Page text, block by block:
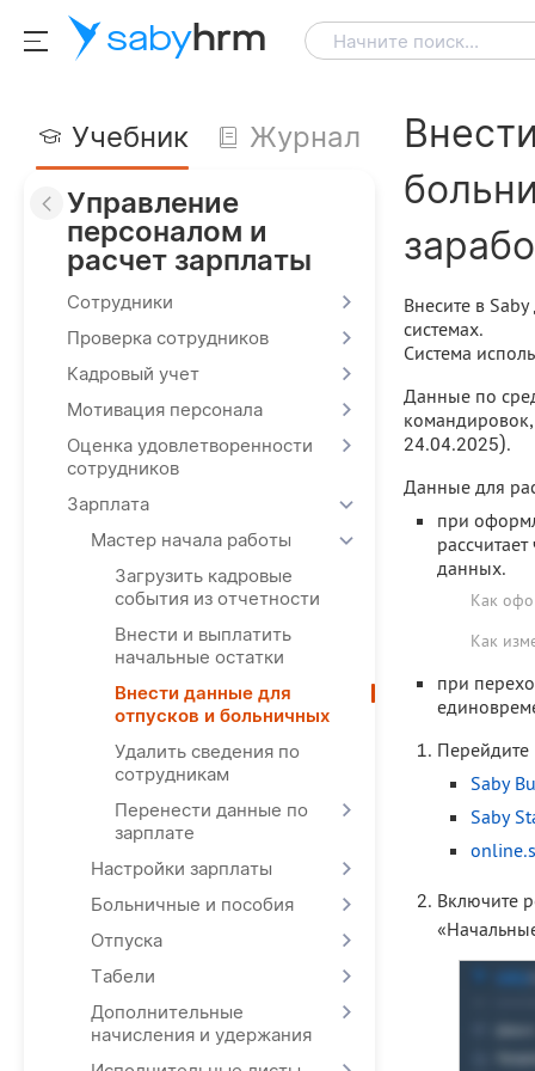
sabyhrm Начните поиск...
Учебник
Журнал
Управление
персоналом и
расчет зарплаты
Сотрудники
Проверка сотрудников
Кадровый учет
Мотивация персонала
Оценка удовлетворенности
сотрудников
Зарплата
Мастер начала работы
Загрузить кадровые
события из отчетности
Внести и выплатить
начальные остатки
Внести данные для
отпусков и больничных
Удалить сведения по
сотрудникам
Перенести данные по
зарплате
Настройки зарплаты
Больничные и пособия
Отпуска
Табели
Дополнительные
начисления и удержания
Внесите в
системах.
Система
Данные по
24.04.2025).
Данные для
при
данных.
Как
Как
при
Перейдите
Saby Bu
Saby
Включите